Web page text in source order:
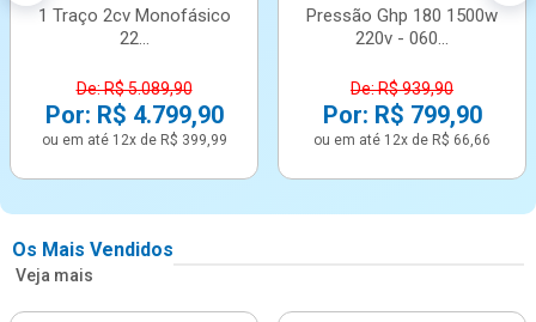
1 Traço 2cv Monofásico
22...
De: R$ 5.089,90
Por: R$ 4.799,90
ou em até 12x de R$ 399,99
Pressão Ghp 180 1500w
220v - 060...
De: R$ 939,90
Por: R$ 799,90
ou em até 12x de R$ 66,66
Os Mais Vendidos
Veja mais